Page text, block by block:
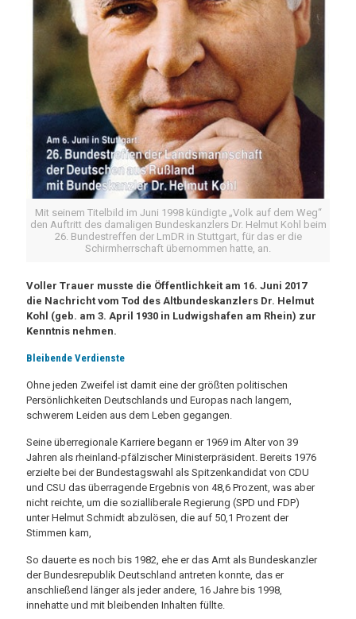
Mit seinem Titelbild im Juni 1998 kündigte „Volk auf dem Weg“
den Auftritt des damaligen Bundeskanzlers Dr. Helmut Kohl beim
26. Bundestreffen der LmDR in Stuttgart, für das er die
Schirmherrschaft übernommen hatte, an.
Voller Trauer musste die Öffentlichkeit am 16. Juni 2017
die Nachricht vom Tod des Altbundeskanzlers Dr. Helmut
Kohl (geb. am 3. April 1930 in Ludwigshafen am Rhein) zur
Kenntnis nehmen.
Bleibende Verdienste
Ohne jeden Zweifel ist damit eine der größten politischen
Persönlichkeiten Deutschlands und Europas nach langem,
schwerem Leiden aus dem Leben gegangen.
Seine überregionale Karriere begann er 1969 im Alter von 39
Jahren als rheinland-pfälzischer Ministerpräsident. Bereits 1976
erzielte bei der Bundestagswahl als Spitzenkandidat von CDU
und CSU das überragende Ergebnis von 48,6 Prozent, was aber
nicht reichte, um die sozialliberale Regierung (SPD und FDP)
unter Helmut Schmidt abzulösen, die auf 50,1 Prozent der
Stimmen kam,
So dauerte es noch bis 1982, ehe er das Amt als Bundeskanzler
der Bundesrepublik Deutschland antreten konnte, das er
anschließend länger als jeder andere, 16 Jahre bis 1998,
innehatte und mit bleibenden Inhalten füllte.